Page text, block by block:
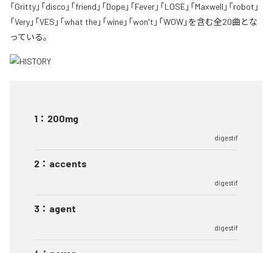
「Gritty」「disco」「friend」「Dope」「Fever」「LOSE」「Maxwell」「robot」
「Very」「VES」「what the」「wine」「won't」「WOW」を含む全20曲とな
っている。
1 ： 200mg
digestif
2 ： accents
digestif
3 ： agent
digestif